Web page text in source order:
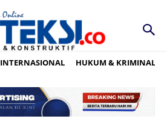
INTERNASIONAL HUKUM & KRIMINAL